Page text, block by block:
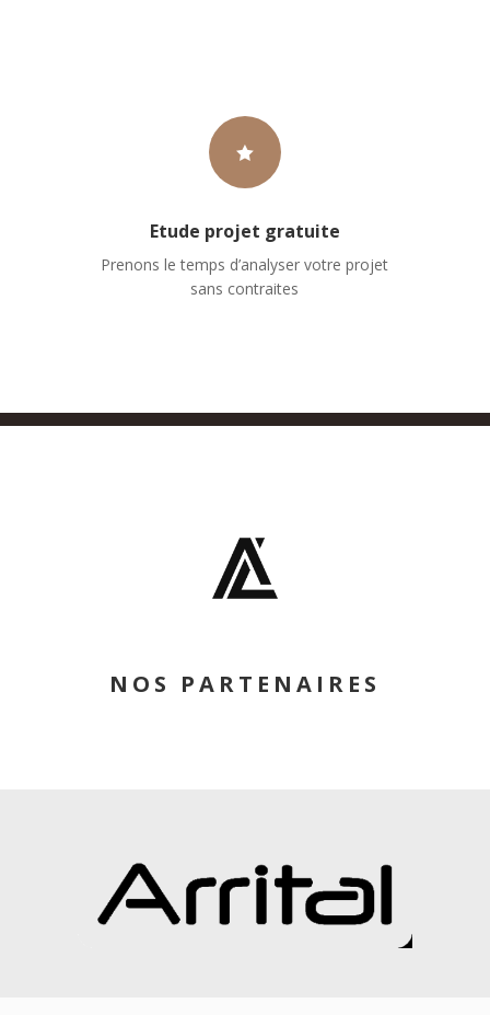

Etude projet gratuite
Prenons le temps d’analyser votre projet
sans contraites
NOS PARTENAIRES